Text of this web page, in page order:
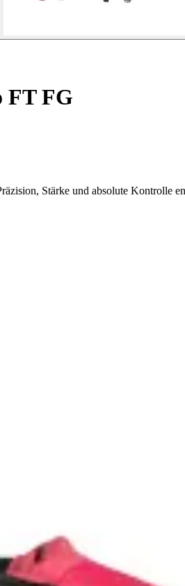
FT FG
Stärke und absolute Kontrolle